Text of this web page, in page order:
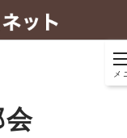
メ
会